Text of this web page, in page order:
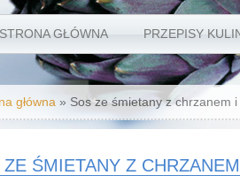
STRONA GŁÓWNA PRZEPISY
tutaj
główna » Sos ze śmietany z chrzanem i
ZE ŚMIETANY Z